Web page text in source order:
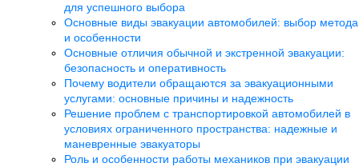
для успешного выбора
Основные виды эвакуации автомобилей: выбор метода
и особенности
Основные отличия обычной и экстренной эвакуации:
безопасность и оперативность
Почему водители обращаются за эвакуационными
услугами: основные причины и надежность
Решение проблем с транспортировкой автомобилей в
условиях ограниченного пространства: надежные и
маневренные эвакуаторы
Роль и особенности работы механиков при эвакуации